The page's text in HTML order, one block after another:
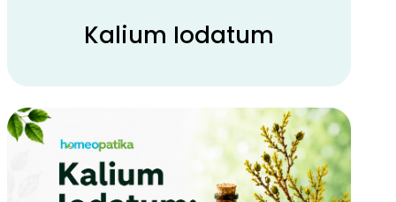
Kalium Iodatum